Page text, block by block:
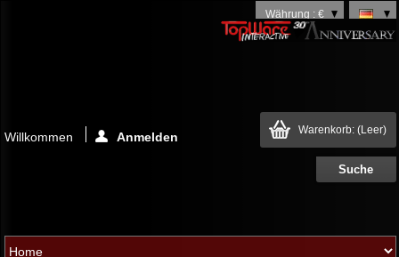
Währung : €
Warenkorb: (Leer)
Willkommen Anmelden